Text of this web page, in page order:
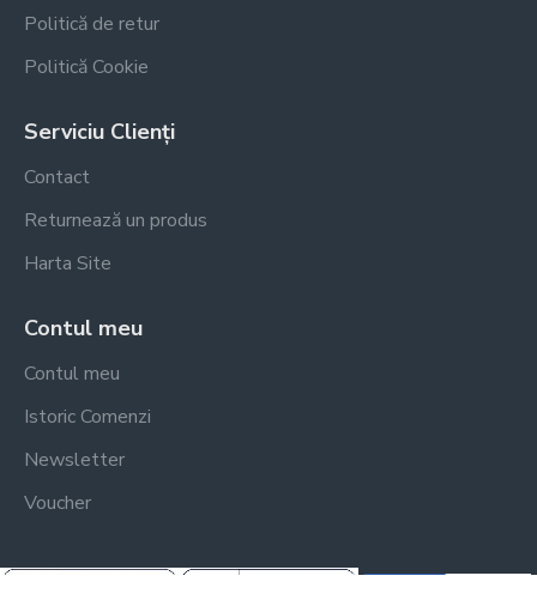
Politică de retur
Politică Cookie
Serviciu Clienți
Contact
Returnează un produs
Harta Site
Contul meu
Contul meu
Istoric Comenzi
Newsletter
Voucher